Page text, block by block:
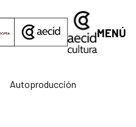
MENÚ
Autoproducción